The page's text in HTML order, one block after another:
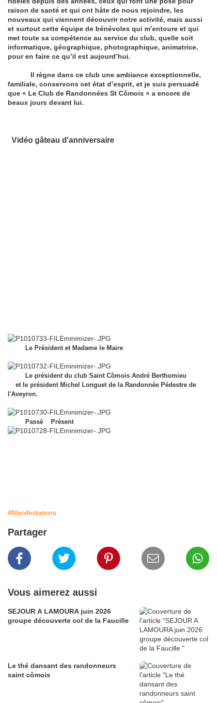
raison de santé et qui ont hâte de nous rejoindre, les
nouveaux qui viennent découvrir notre activité, mais aussi
et surtout cette équipe de bénévoles qui m’entoure et qui
met toute sa compétence au service du club, quelle soit
informatique, géographique, photographique, animatrice,
pour en faire ce qu’il est aujourd’hui.
Il règne dans ce club une ambiance exceptionnelle,
familiale, conservons cet état d’esprit, et je suis persuadé
que « Le Club de Randonnées St Cômois » a encore de
beaux jours devant lui.
Vidéo gâteau d'anniversaire
Le Président et Madame le Maire
Le président du club Saint Cômois André Berthomieu
et le président Michel Longuet de la Randonnée Pédestre de
l'Aveyron.
Passé Présent
#Manifestations
Partager
Vous aimerez aussi
SEJOUR A LAMOURA juin 2026
groupe découverte col de la Faucille
Le thé dansant des randonneurs
saint cômois